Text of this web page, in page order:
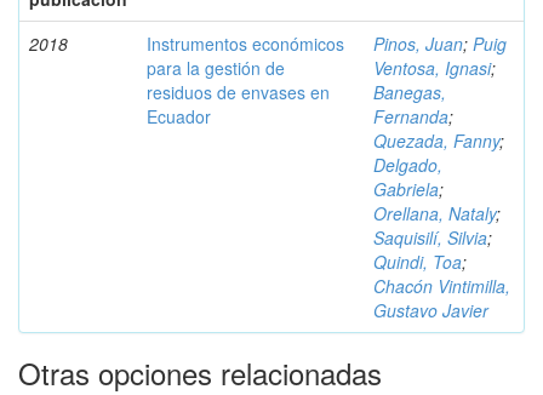
2018
Instrumentos económicos
para la gestión de
residuos de envases en
Ecuador
Pinos, Juan; Puig
Ventosa, Ignasi;
Banegas,
Fernanda;
Quezada, Fanny;
Delgado,
Gabriela;
Orellana, Nataly;
Saquisilí, Silvia;
Quindi, Toa;
Chacón Vintimilla,
Gustavo Javier
Otras opciones relacionadas